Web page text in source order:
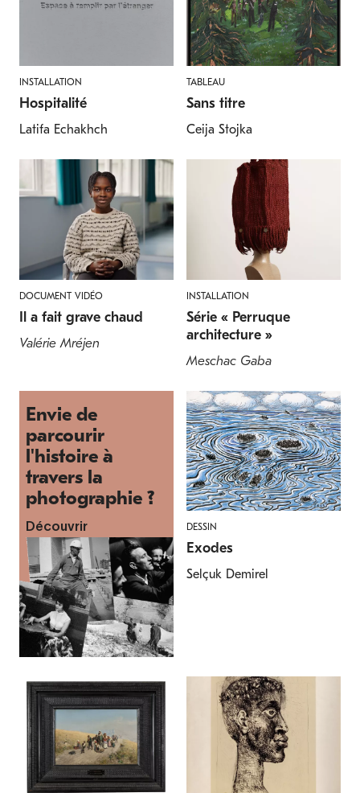
INSTALLATION
Hospitalité
Latifa Echakhch
TABLEAU
Sans titre
Ceija Stojka
DOCUMENT VIDÉO
Il a fait grave chaud
Valérie Mréjen
INSTALLATION
Série « Perruque
architecture »
Meschac Gaba
Envie de
parcourir
l'histoire à
travers la
photographie ?
Découvrir DESSIN
Exodes
Selçuk Demirel